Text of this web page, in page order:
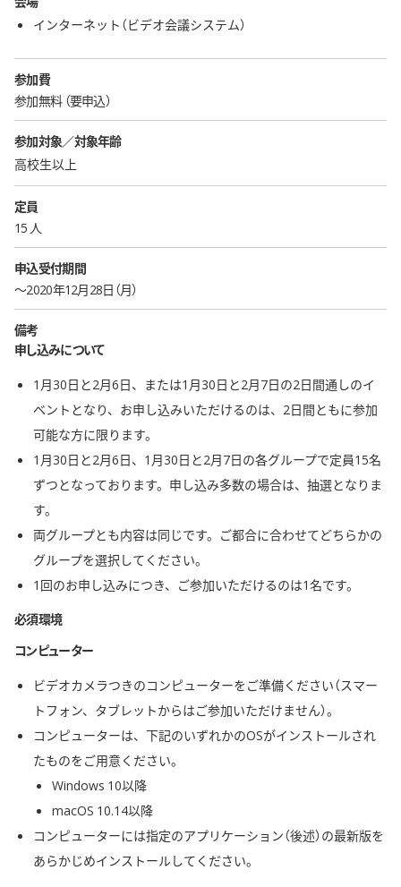
インターネット（ビデオ会議システム）
参加費
参加無料 要申込
参加対象／対象年齢
高校生以上
定員
15 人
申込受付期間
〜2020年12月28日（月）
備考
申し込みについて
1月30日と2月6日、または1月30日と2月7日の2日間通しのイ
ベントとなり、お申し込みいただけるのは、2日間ともに参加
可能な方に限ります。
1月30日と2月6日、1月30日と2月7日の各グループで定員15名
ずつとなっております。申し込み多数の場合は、抽選となりま
す。
両グループとも内容は同じです。ご都合に合わせてどちらかの
グループを選択してください。
1回のお申し込みにつき、ご参加いただけるのは1名です。
必須環境
コンピューター
ビデオカメラつきのコンピューターをご準備ください（スマー
トフォン、タブレットからはご参加いただけません）。
コンピューターは、下記のいずれかのOSがインストールされ
たものをご用意ください。
Windows 10以降
macOS 10.14以降
コンピューターには指定のアプリケーション（後述）の最新版を
あらかじめインストールしてください。